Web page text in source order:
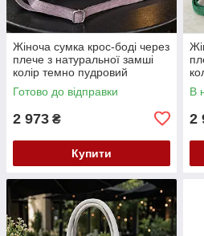
Жіноча сумка крос-боді через
плече з натуральної замші
колір темно пудровий
Готово до відправки
2 973 ₴
Купити
В
2